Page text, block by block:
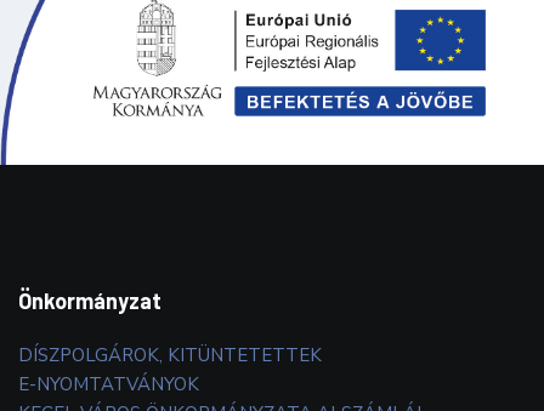
Önkormányzat
DÍSZPOLGÁROK, KITÜNTETETTEK
E-NYOMTATVÁNYOK